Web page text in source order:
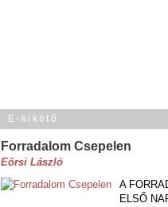
E-kikötő
Forradalom Csepelen
Eörsi László
A
ELSŐ